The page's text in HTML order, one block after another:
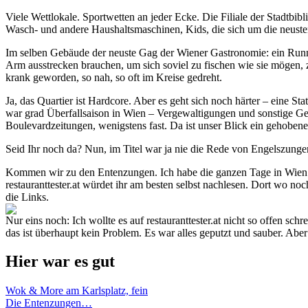
Viele Wettlokale. Sportwetten an jeder Ecke. Die Filiale der
Wasch- und andere Haushaltsmaschinen, Kids, die sich um die
Im selben Gebäude der neuste Gag der Wiener Gastronomie: ein
Arm ausstrecken brauchen, um sich soviel zu fischen wie sie
krank geworden, so nah, so oft im Kreise gedreht.
Ja, das Quartier ist Hardcore. Aber es geht sich noch härter – eine
war grad Überfallsaison in Wien – Vergewaltigungen und sonstige
Boulevardzeitungen, wenigstens fast. Da ist unser Blick ein
Seid Ihr noch da? Nun, im Titel war ja nie die Rede von
Kommen wir zu den Entenzungen. Ich habe die ganzen Tage in
restauranttester.at würdet ihr am besten selbst nachlesen. Dort wo
die Links.
Nur eins noch: Ich wollte es auf restauranttester.at nicht so offen
das ist überhaupt kein Problem. Es war alles geputzt und sauber.
Hier war es gut
Wok & More am Karlsplatz, fein
Die Entenzungen…